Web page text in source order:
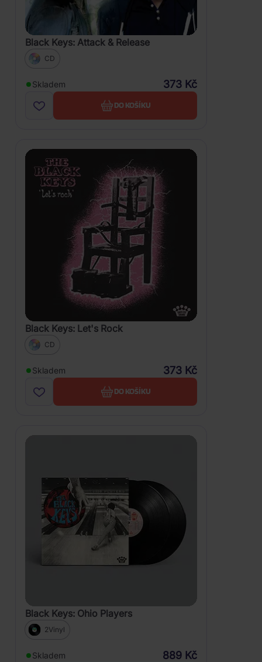
Black Keys: Attack & Release
CD
Skladem 373 Kč
DO KOŠÍKU
Black Keys: Let's Rock
CD
Skladem 373 Kč
DO KOŠÍKU
Black Keys: Ohio Players
2Vinyl
Skladem 889 Kč